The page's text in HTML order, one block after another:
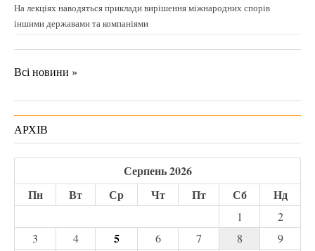
На лекціях наводяться приклади вирішення міжнародних спорів
іншими державами та компаніями
Всі новини »
АРХІВ
Серпень 2026
Пн
Вт Ср Чт Пт Сб Нд
1
2
3
4 5 6 7 8
9